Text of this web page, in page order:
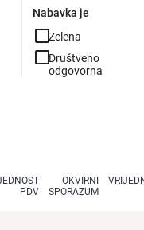
Nabavka je
check_box_outline_blankZelena
check_box_outline_blankDruštveno
odgovorna
PDV
OKVIRNI
SPORAZUM